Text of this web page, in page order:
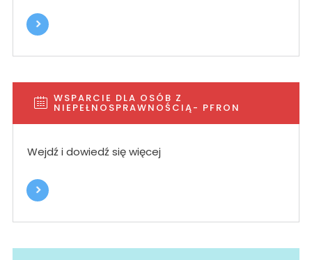
WSPARCIE DLA OSÓB Z
NIEPEŁNOSPRAWNOŚCIĄ- PFRON
Wejdź i dowiedź się więcej